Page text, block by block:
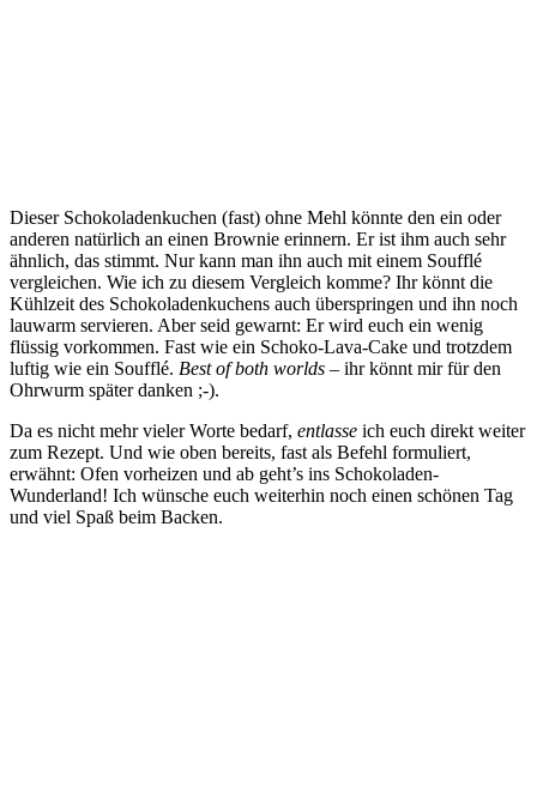
Dieser Schokoladenkuchen (fast) ohne Mehl könnte den ein oder
anderen natürlich an einen Brownie erinnern. Er ist ihm auch sehr
ähnlich, das stimmt. Nur kann man ihn auch mit einem Soufflé
vergleichen. Wie ich zu diesem Vergleich komme? Ihr könnt die
Kühlzeit des Schokoladenkuchens auch überspringen und ihn noch
lauwarm servieren. Aber seid gewarnt: Er wird euch ein wenig
flüssig vorkommen. Fast wie ein Schoko-Lava-Cake und trotzdem
luftig wie ein Soufflé. Best of both worlds – ihr könnt mir für den
Ohrwurm später danken ;-).
Da es nicht mehr vieler Worte bedarf, entlasse ich euch direkt weiter
zum Rezept. Und wie oben bereits, fast als Befehl formuliert,
erwähnt: Ofen vorheizen und ab geht’s ins Schokoladen-
Wunderland! Ich wünsche euch weiterhin noch einen schönen Tag
und viel Spaß beim Backen.